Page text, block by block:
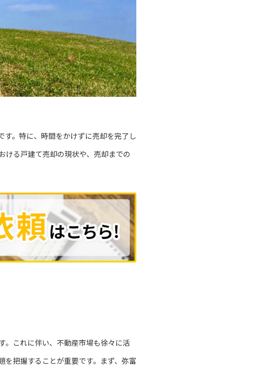
。特に、時間をかけずに売却を完了し
ける戸建て売却の現状や、売却までの
。これに伴い、不動産市場も徐々に活
把握することが重要です。まず、弥富